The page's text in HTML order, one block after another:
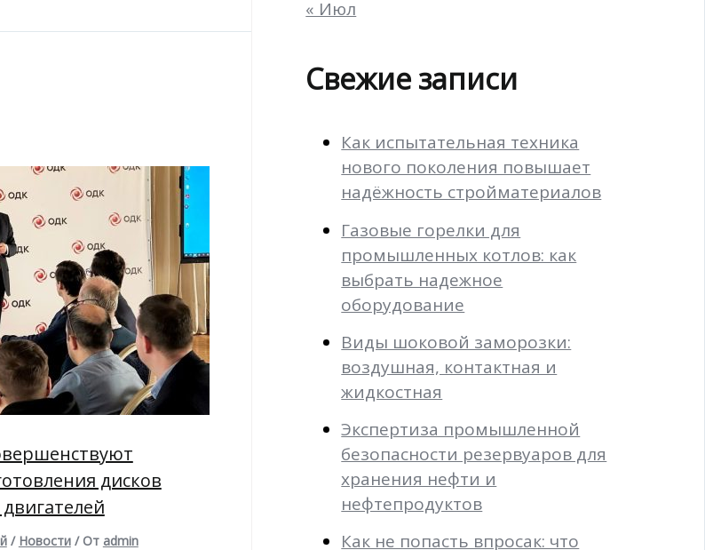
дисков
/ Новости/ От admin
« Июл
Свежие записи
Как испытательная техника
нового поколения повышает
надёжность стройматериалов
Газовые горелки для
промышленных котлов: как
выбрать надежное
оборудование
Виды шоковой заморозки:
воздушная, контактная и
жидкостная
Экспертиза промышленной
безопасности резервуаров для
хранения нефти и
нефтепродуктов
Как не попасть впросак: что